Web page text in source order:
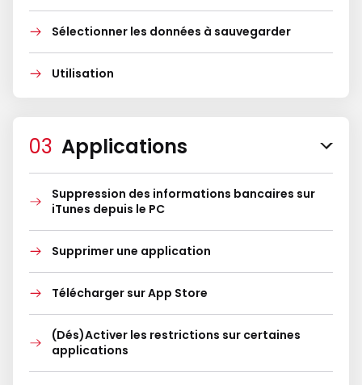
Sélectionner les données à sauvegarder
Utilisation
Applications
Suppression des informations bancaires sur
iTunes depuis le PC
Supprimer une application
Télécharger sur App Store
(Dés)Activer les restrictions sur certaines
applications